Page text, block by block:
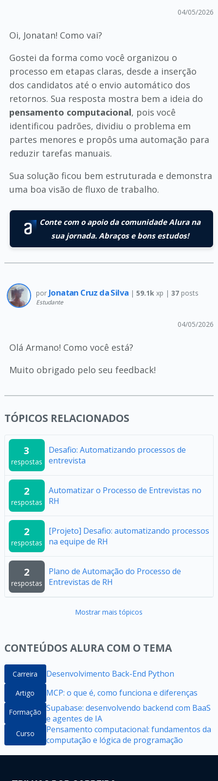
04/05/2026
Oi, Jonatan! Como vai?
Gostei da forma como você organizou o
processo em etapas claras, desde a inserção
dos candidatos até o envio automático dos
retornos. Sua resposta mostra bem a ideia do
pensamento computacional, pois você
identificou padrões, dividiu o problema em
partes menores e propôs uma automação para
reduzir tarefas manuais.
Sua solução ficou bem estruturada e demonstra
uma boa visão de fluxo de trabalho.
Conte com o apoio da comunidade Alura na
sua jornada. Abraços e bons estudos!
por Jonatan Cruz da Silva | 59.1kxp | 37posts
Estudante
04/05/2026
Olá Armano! Como você está?
Muito obrigado pelo seu feedback!
TÓPICOS RELACIONADOS
3
respostas
Desafio: Automatizando processos de
entrevista
2
respostas
Automatizar o Processo de Entrevistas no
RH
2
respostas
[Projeto] Desafio: automatizando processos
na equipe de RH
2
respostas
Plano de Automação do Processo de
Entrevistas de RH
Mostrar mais tópicos
CONTEÚDOS ALURA COM O TEMA
Carreira Desenvolvimento Back-End Python
Artigo MCP: o que é, como funciona e diferenças
Formação Supabase: desenvolvendo backend com BaaS
e agentes de IA
Curso
Pensamento computacional: fundamentos da
computação e lógica de programação